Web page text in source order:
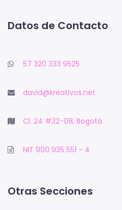
Datos de Contacto
57 320 333 9525
david@kreativos.net
Cl. 24 #32-08, Bogotá
NIT 900 935 551 - 4
Otras Secciones